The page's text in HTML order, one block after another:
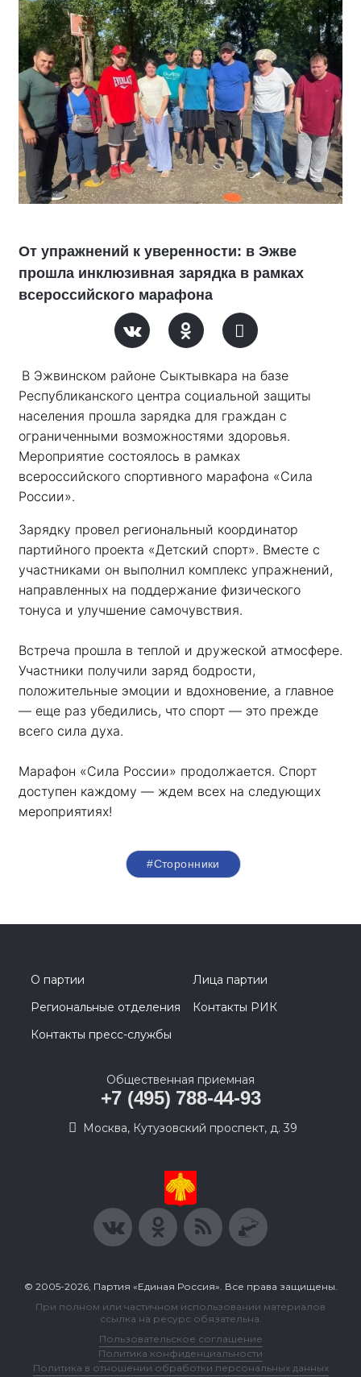
От упражнений к уверенности: в Эжве
прошла инклюзивная зарядка в рамках
всероссийского марафона
В Эжвинском районе Сыктывкара на базе
Республиканского центра социальной защиты
населения прошла зарядка для граждан с
ограниченными возможностями здоровья.
Мероприятие состоялось в рамках
всероссийского спортивного марафона «Сила
России».
Зарядку провел региональный координатор
партийного проекта «Детский спорт». Вместе с
участниками он выполнил комплекс упражнений,
направленных на поддержание физического
тонуса и улучшение самочувствия.
Встреча прошла в теплой и дружеской атмосфере.
Участники получили заряд бодрости,
положительные эмоции и вдохновение, а главное
— еще раз убедились, что спорт — это прежде
всего сила духа.
Марафон «Сила России» продолжается. Спорт
доступен каждому — ждем всех на следующих
мероприятиях!
#Сторонники
О партии
Лица партии
Региональные отделения
Контакты РИК
Контакты пресс-службы
Общественная приемная
+7 (495) 788-44-93
Москва, Кутузовский проспект, д. 39
© 2005-2026, Партия «Единая Россия». Все права защищены.
При полном или частичном использовании материалов
ссылка на ресурс обязательна.
Пользовательское соглашение
Политика конфиденциальности
Политика в отношении обработки персональных данных